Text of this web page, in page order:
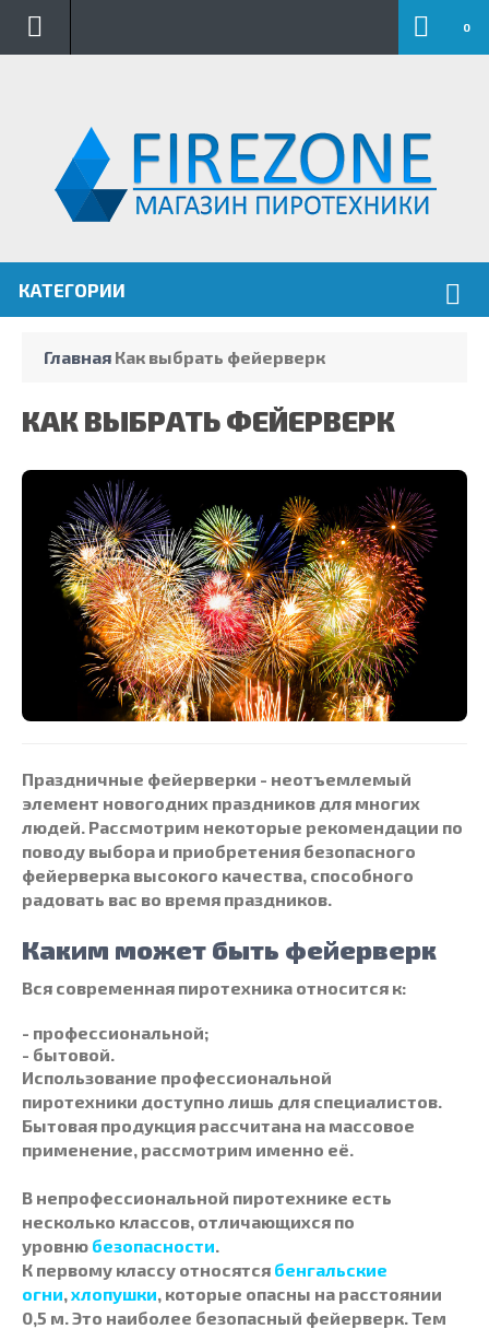
0
КАТЕГОРИИ
Главная Как выбрать фейерверк
КАК ВЫБРАТЬ ФЕЙЕРВЕРК
Праздничные фейерверки - неотъемлемый
элемент новогодних праздников для многих
людей. Рассмотрим некоторые рекомендации по
поводу выбора и приобретения безопасного
фейерверка высокого качества, способного
радовать вас во время праздников.
Каким может быть фейерверк
Вся современная пиротехника относится к:
- профессиональной;
- бытовой.
Использование профессиональной
пиротехники доступно лишь для специалистов.
Бытовая продукция рассчитана на массовое
применение, рассмотрим именно её.
В непрофессиональной пиротехнике есть
несколько классов, отличающихся по
уровню безопасности
К первому классу относятся бенгальские
огни хлопушки , которые опасны на расстоянии
0,5 м. Это наиболее безопасный фейерверк . Тем